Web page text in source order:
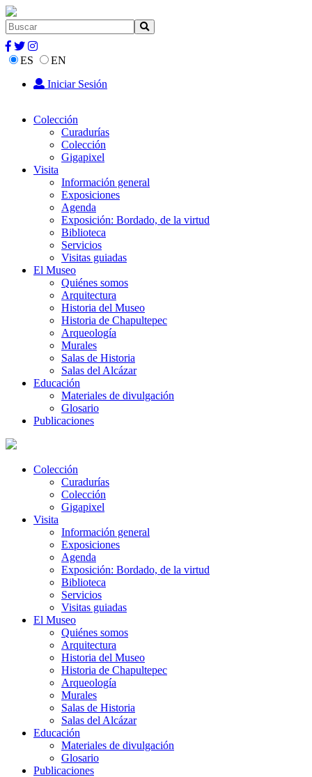
ES
EN
Iniciar Sesión
Colección
Curadurías
Colección
Gigapixel
Visita
Información general
Exposiciones
Agenda
Exposición: Bordado, de la virtud
Biblioteca
Servicios
Visitas guiadas
El Museo
Quiénes somos
Arquitectura
Historia del Museo
Historia de Chapultepec
Arqueología
Murales
Salas de Historia
Salas del Alcázar
Educación
Materiales de divulgación
Glosario
Publicaciones
Colección
Curadurías
Colección
Gigapixel
Visita
Información general
Exposiciones
Agenda
Exposición: Bordado, de la virtud
Biblioteca
Servicios
Visitas guiadas
El Museo
Quiénes somos
Arquitectura
Historia del Museo
Historia de Chapultepec
Arqueología
Murales
Salas de Historia
Salas del Alcázar
Educación
Materiales de divulgación
Glosario
Publicaciones